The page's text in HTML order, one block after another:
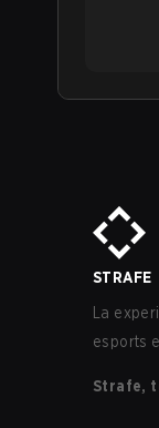
STRAFE
La
esports
Strafe,